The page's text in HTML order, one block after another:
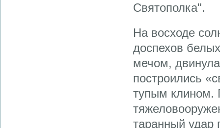
Святополка".
На восходе
доспехов
мечом,
построились
тупым клином.
таранный удар